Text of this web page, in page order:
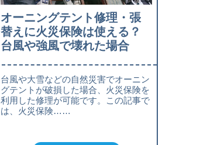
オーニングテント修理・張
替えに火災保険は使える？
台風や強風で壊れた場合
台風や大雪などの自然災害でオーニン
グテントが破損した場合、火災保険を
利用した修理が可能です。この記事で
は、火災保険……